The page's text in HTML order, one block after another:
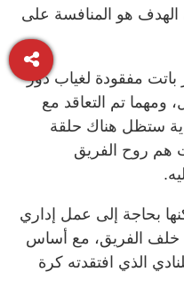
الهدف هو المنافسة على
مفقودة لغياب دور
ومهما تم التعاقد مع
ستظل هناك حلقة
هم روح الفريق
بحاجة إلى عمل إداري
خلف الفريق، مع أساس
الذي افتقدته كرة